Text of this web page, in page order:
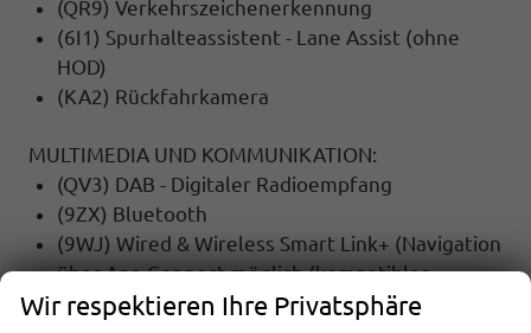
(QR9) Verkehrszeichenerkennung
(6I1) Spurhalteassistent - Lane Assist (ohne
HOD)
(KA2) Rückfahrkamera
MULTIMEDIA UND KOMMUNIKATION:
(QV3) DAB - Digitaler Radioempfang
(9ZX) Bluetooth
(9WJ) Wired & Wireless Smart Link+ (Navigation
über App Connect möglich (kompatibles
Smartphone erforderlich))
Wir respektieren Ihre Privatsphäre